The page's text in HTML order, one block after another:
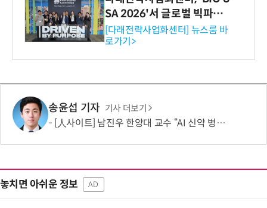
SA 2026'서 글로벌 빅파마
와의 비즈니스 미팅 지원…K
-바이오 해외 진출 교두보 확
보
[다래전략사업화센터] 뉴스룸 바
로가기>
송윤섭 기자 기사 더보기
[人사이트] 남진우 한양대 교수 “AI 신약 병목, K-문샷으로 극복해 개발 속도 10배 향상”
놓치면 아쉬운 정보 AD